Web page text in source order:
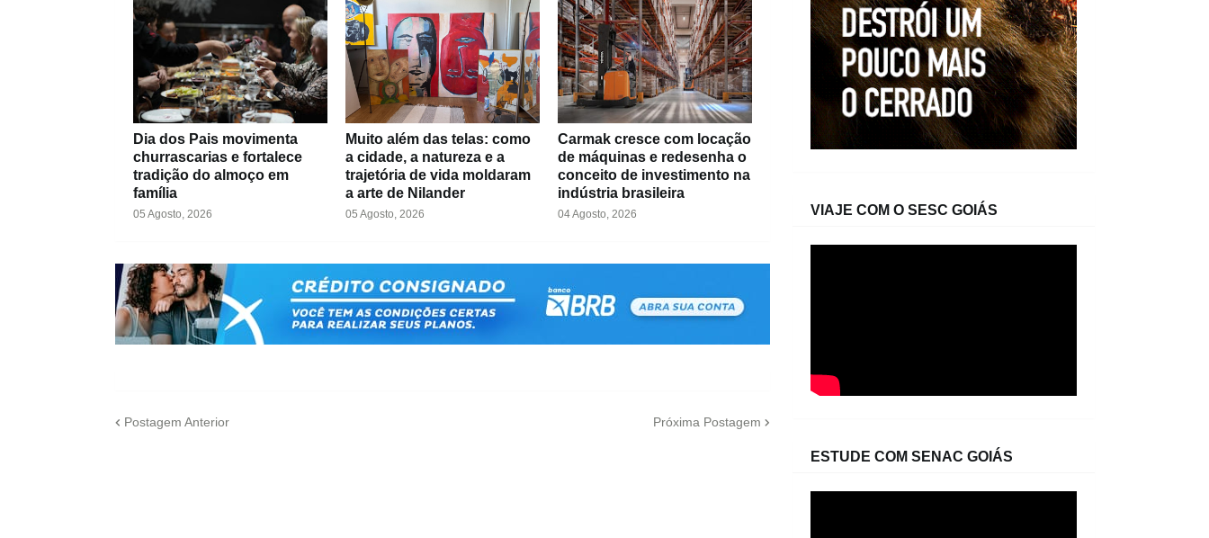
Dia dos Pais movimenta
churrascarias e fortalece
tradição do almoço em
família
05 Agosto, 2026
Muito além das telas: como
a cidade, a natureza e a
trajetória de vida moldaram
a arte de Nilander
05 Agosto, 2026
Carmak cresce com locação
de máquinas e redesenha o
conceito de investimento na
indústria brasileira
04 Agosto, 2026
Postagem Anterior Próxima Postagem
VIAJE COM O SESC GOIÁS
ESTUDE COM SENAC GOIÁS